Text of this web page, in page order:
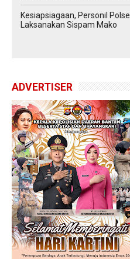
Kesiapsiagaan, Personil
Laksanakan Sispam Mako
ADVERTISER